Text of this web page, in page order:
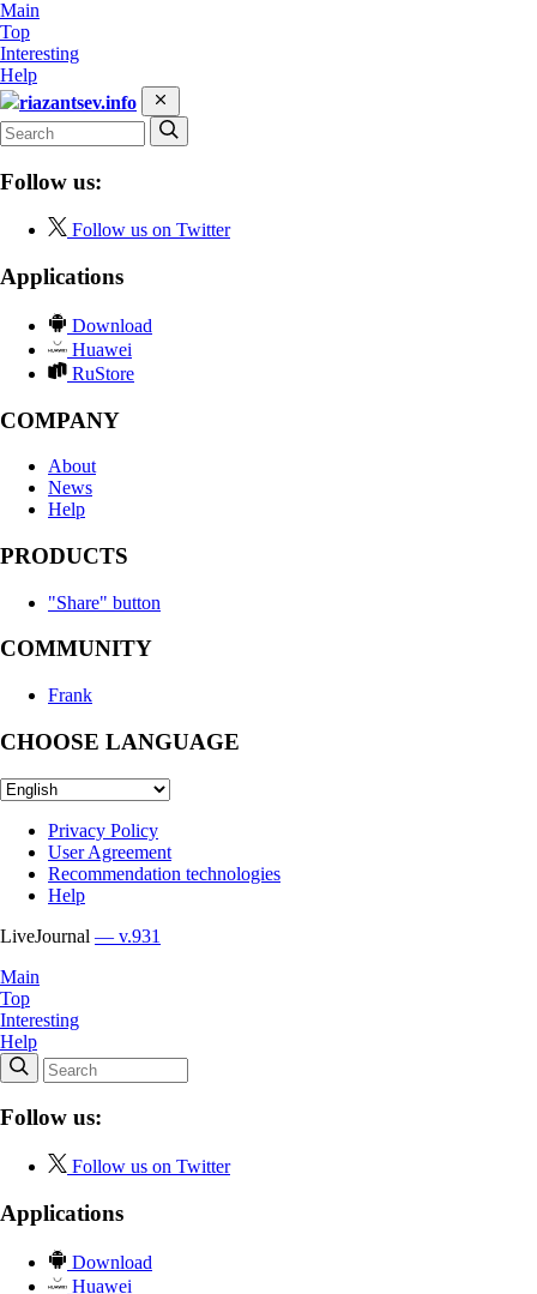
Main
Top
Interesting
Help
riazantsev.info
Follow us:
Follow us on Twitter
Applications
Download
Huawei
RuStore
COMPANY
About
News
Help
PRODUCTS
"Share" button
COMMUNITY
Frank
CHOOSE LANGUAGE
Privacy Policy
User Agreement
Recommendation technologies
Help
LiveJournal — v.931
Main
Top
Interesting
Help
Follow us:
Follow us on Twitter
Applications
Download
Huawei